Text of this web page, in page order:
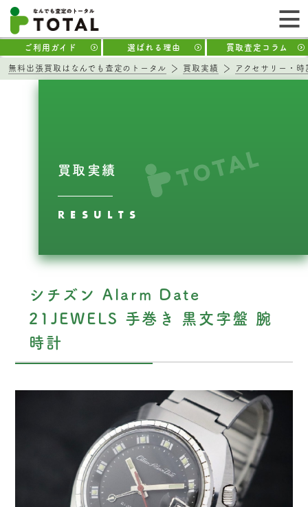
ご利用ガイド 選ばれる理由 買取査定コラム
無料出張買取はなんでも査定のトータル 買取実績 アクセサリー・時
買取実績
RESULTS
シチズン Alarm Date
21JEWELS 手巻き 黒文字盤 腕
時計